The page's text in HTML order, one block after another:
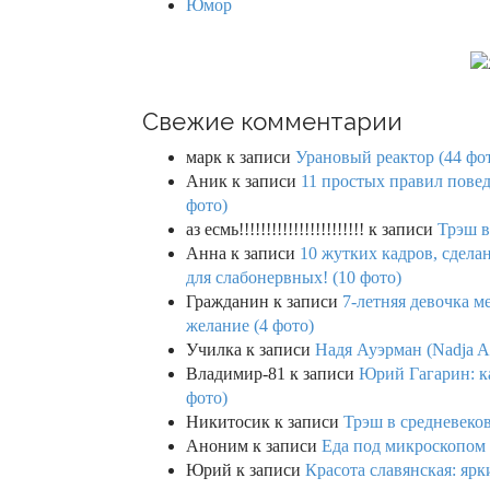
Юмор
Свежие комментарии
марк к записи Урановый реактор (44
Аник к записи 11 простых правил
фото)
аз есмь!!!!!!!!!!!!!!!!!!!!!!! к записи Трэш в
Анна к записи 10 жутких кадров,
для слабонервных! (10 фото)
Гражданин к записи 7-летняя девочка
желание (4 фото)
Училка к записи Надя Ауэрман (Nadja
Владимир-81 к записи Юрий Гагарин:
фото)
Никитосик к записи Трэш в
Аноним к записи Еда под микроскопом
Юрий к записи Красота славянская: